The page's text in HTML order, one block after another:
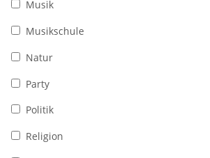
Musik
Musikschule
Natur
Party
Politik
Religion